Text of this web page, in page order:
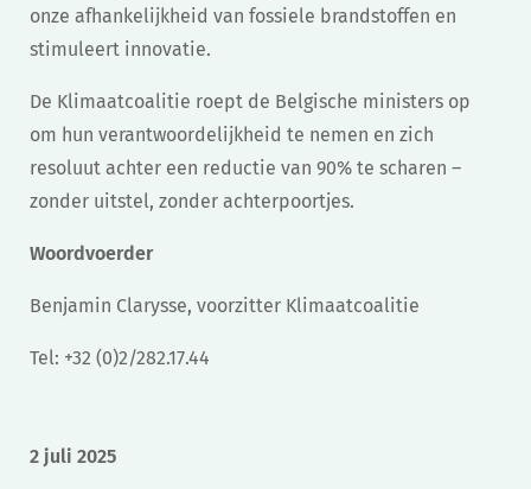
2 juli 2025
onze afhankelijkheid van fossiele brandstoffen en
stimuleert innovatie.
De Klimaatcoalitie roept de Belgische ministers op
om hun verantwoordelijkheid te nemen en zich
resoluut achter een reductie van 90% te scharen –
zonder uitstel, zonder achterpoortjes.
Woordvoerder
Benjamin Clarysse, voorzitter Klimaatcoalitie
Tel: +32 (0)2/282.17.44